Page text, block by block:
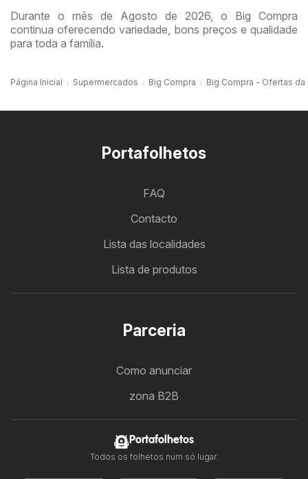
Durante o mês de Agosto de 2026, o Big Compra
continua oferecendo variedade, bons preços e qualidade
para toda a família.
Página Inicial Supermercados Big Compra Big Compra - Ofertas da
Portafolhetos
FAQ
Contacto
Lista das localidades
Lista de produtos
Parceria
Como anunciar
zona B2B
Portafolhetos
Todos os folhetos num só lugar.